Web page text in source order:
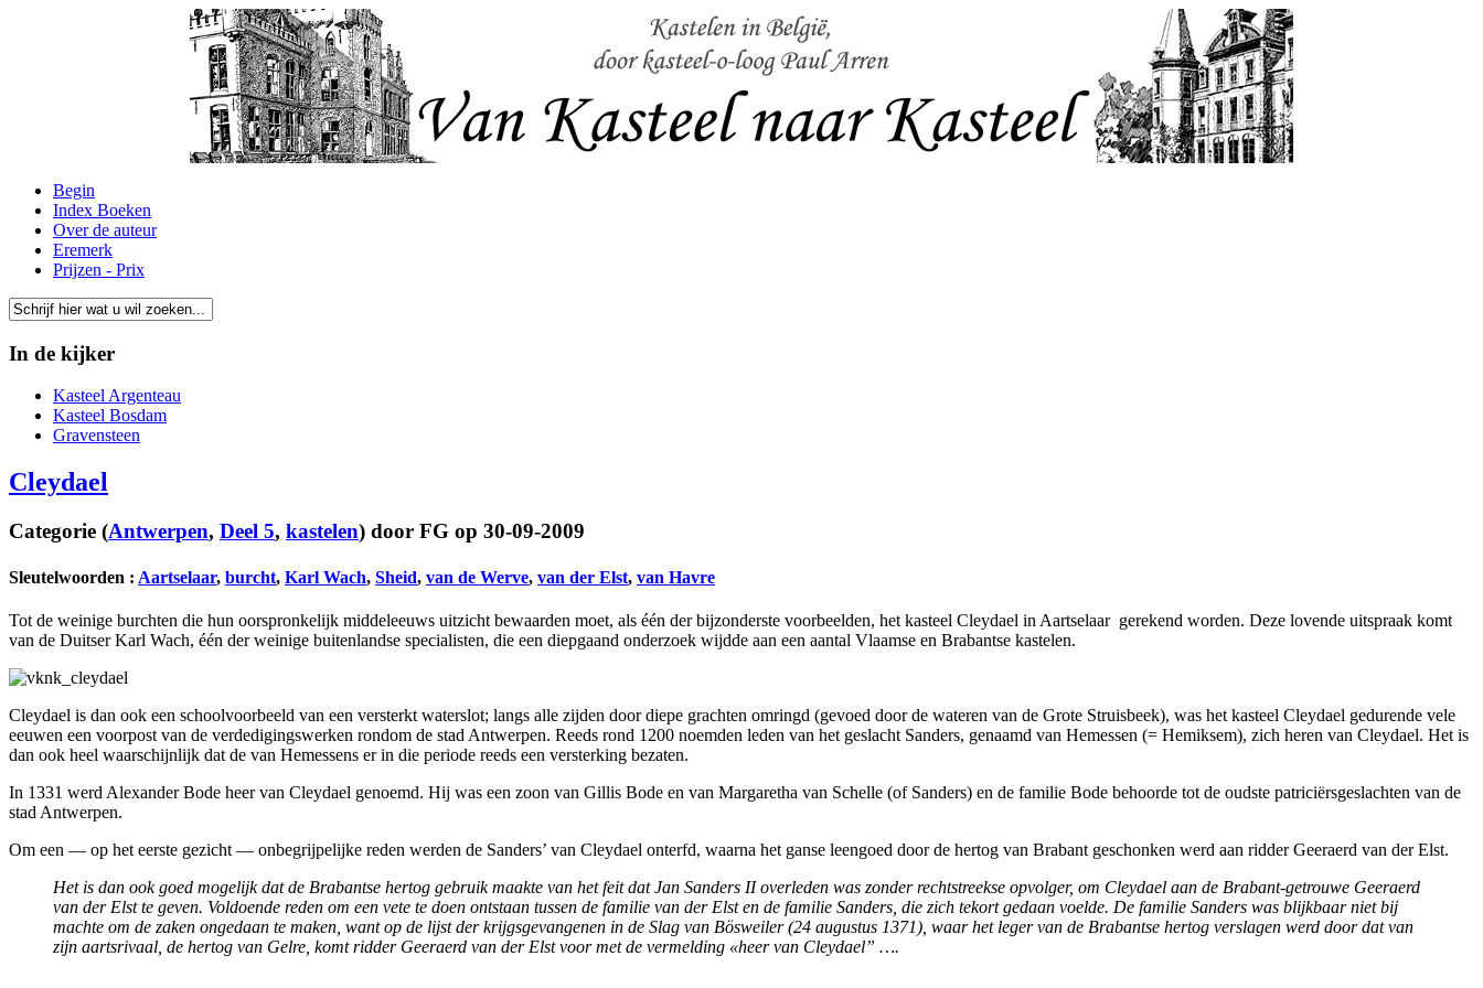
Begin
Index Boeken
Over de auteur
Eremerk
Prijzen - Prix
In de kijker
Kasteel Argenteau
Kasteel Bosdam
Gravensteen
Cleydael
Categorie (Antwerpen, Deel 5, kastelen) door FG op 30-09-2009
Sleutelwoorden : Aartselaar, burcht, Karl Wach, Sheid, van de Werve, van der Elst, van Havre
Tot de weinige burchten die hun oorspronkelijk middeleeuws uitzicht bewaarden moet, als één der bijzonderste voorbeelden, het kasteel Cleydael in Aartselaar gerekend worden. Deze lovende uitspraak komt
van de Duitser Karl Wach, één der weinige buitenlandse specialisten, die een diepgaand onderzoek wijdde aan een aantal Vlaamse en Brabantse kastelen.
Cleydael is dan ook een schoolvoorbeeld van een versterkt waterslot; langs alle zijden door diepe grachten omringd (gevoed door de wateren van de Grote Struisbeek), was het kasteel Cleydael gedurende vele
eeuwen een voorpost van de verdedigingswerken rondom de stad Antwerpen. Reeds rond 1200 noemden leden van het geslacht Sanders, genaamd van Hemessen (= Hemiksem), zich heren van Cleydael. Het is
dan ook heel waarschijnlijk dat de van Hemessens er in die periode reeds een versterking bezaten.
In 1331 werd Alexander Bode heer van Cleydael genoemd. Hij was een zoon van Gillis Bode en van Margaretha van Schelle (of Sanders) en de familie Bode behoorde tot de oudste patriciërsgeslachten van de
stad Antwerpen.
Om een — op het eerste gezicht — onbegrijpelijke reden werden de Sanders’ van Cleydael onterfd, waarna het ganse leengoed door de hertog van Brabant geschonken werd aan ridder Geeraerd van der Elst.
Het is dan ook goed mogelijk dat de Brabantse hertog gebruik maakte van het feit dat Jan Sanders II overleden was zonder rechtstreekse opvolger, om Cleydael aan de Brabant-getrouwe Geeraerd
van der Elst te geven. Voldoende reden om een vete te doen ontstaan tussen de familie van der Elst en de familie Sanders, die zich tekort gedaan voelde. De familie Sanders was blijkbaar niet bij
machte om de zaken ongedaan te maken, want op de lijst der krijgsgevangenen in de Slag van Bösweiler (24 augustus 1371), waar het leger van de Brabantse hertog verslagen werd door dat van
zijn aartsrivaal, de hertog van Gelre, komt ridder Geeraerd van der Elst voor met de vermelding «heer van Cleydael” ….